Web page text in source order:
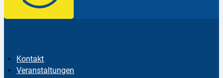
Kontakt
Veranstaltungen